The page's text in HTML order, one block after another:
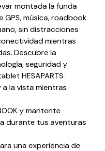
montada la funda
música, roadbook
sin distracciones
mientras
Descubre la
seguridad y
HESAPARTS.
la vista mientras
y mantente
durante tus aventuras
una experiencia de